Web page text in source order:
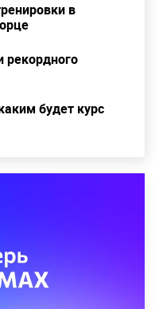
в
рекордного
будет курс